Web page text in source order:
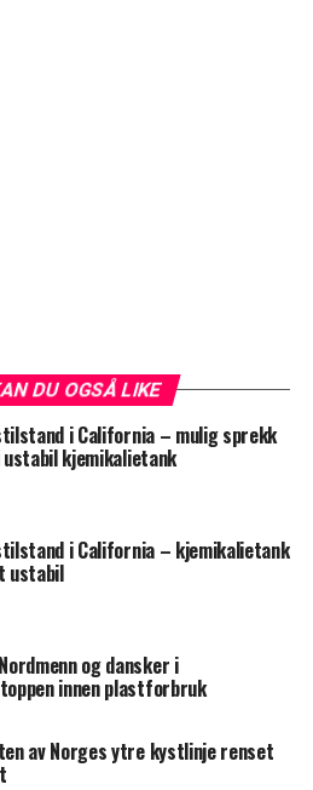
DU OGSÅ LIKE
i California – mulig sprekk
kjemikalietank
i California – kjemikalietank
og dansker i
innen plastforbruk
av Norges ytre kystlinje renset